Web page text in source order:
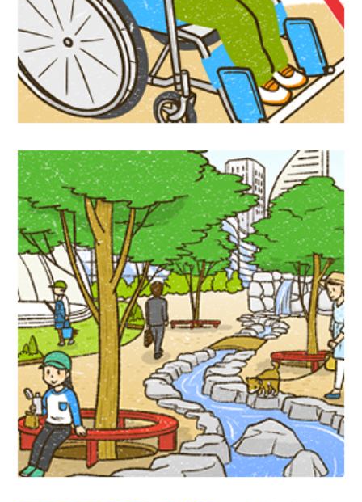
児童書イラスト『グリーンインフラって何
だろう？』PHP研究所